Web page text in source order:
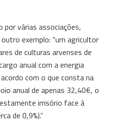
várias associações,
exemplo: “um agricultor
de culturas arvenses de
anual com a energia
com o que consta na
anual de apenas 32,40€, o
irrisório face à
de 0,9%).”